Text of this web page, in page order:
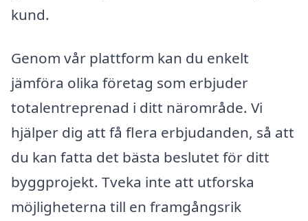
kund.
Genom vår plattform kan du enkelt
jämföra olika företag som erbjuder
totalentreprenad i ditt närområde. Vi
hjälper dig att få flera erbjudanden, så att
du kan fatta det bästa beslutet för ditt
byggprojekt. Tveka inte att utforska
möjligheterna till en framgångsrik